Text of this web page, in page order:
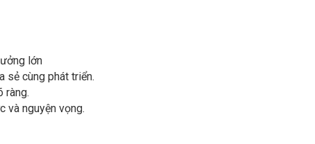
lớn
sẻ cùng phát triển.
ràng.
và nguyện vọng.